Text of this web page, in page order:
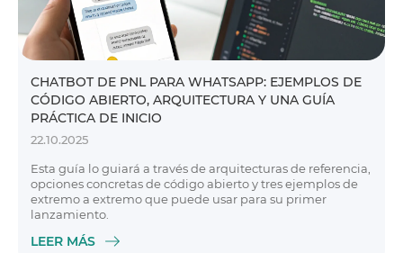
CHATBOT DE PNL PARA WHATSAPP: EJEMPLOS DE
CÓDIGO ABIERTO, ARQUITECTURA Y UNA GUÍA
PRÁCTICA DE INICIO
22.10.2025
Esta guía lo guiará a través de arquitecturas de referencia,
opciones concretas de código abierto y tres ejemplos de
extremo a extremo que puede usar para su primer
lanzamiento.
LEER MÁS